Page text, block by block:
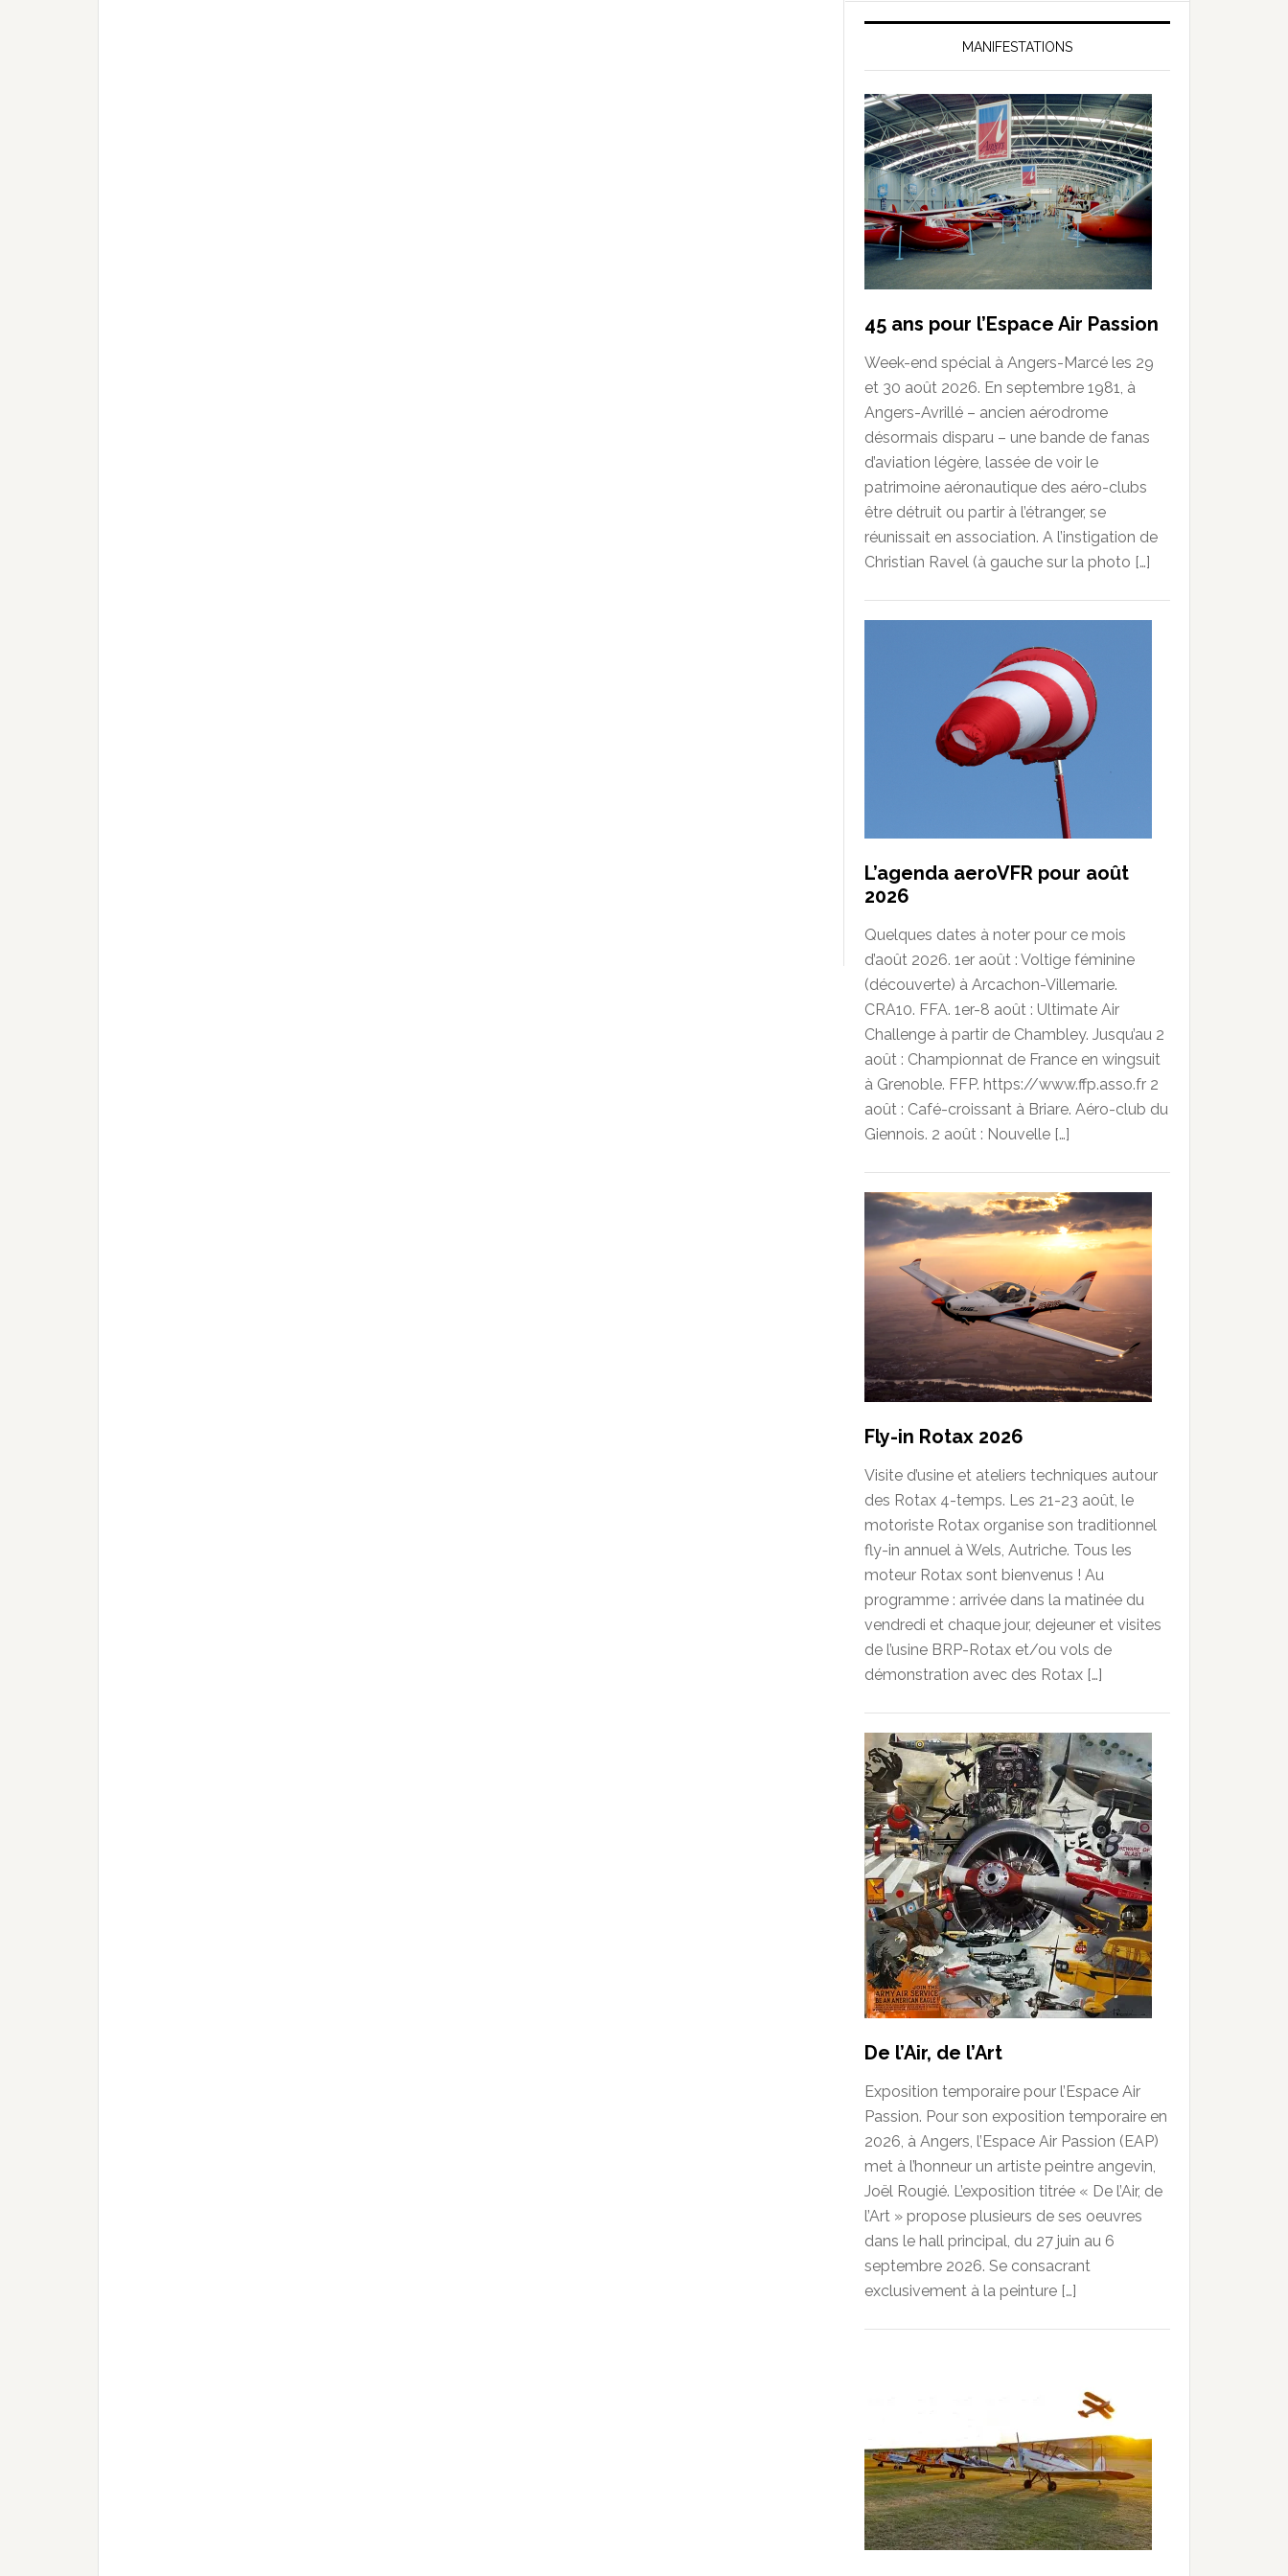
MANIFESTATIONS
45 ans pour l’Espace Air Passion
Week-end spécial à Angers-Marcé les 29
et 30 août 2026. En septembre 1981, à
Angers-Avrillé – ancien aérodrome
désormais disparu – une bande de fanas
d’aviation légère, lassée de voir le
patrimoine aéronautique des aéro-clubs
être détruit ou partir à l’étranger, se
réunissait en association. A l’instigation de
Christian Ravel (à gauche sur la photo […]
L’agenda aeroVFR pour août
2026
Quelques dates à noter pour ce mois
d’août 2026. 1er août : Voltige féminine
(découverte) à Arcachon-Villemarie.
CRA10. FFA. 1er-8 août : Ultimate Air
Challenge à partir de Chambley. Jusqu’au 2
août : Championnat de France en wingsuit
à Grenoble. FFP. https://www.ffp.asso.fr 2
août : Café-croissant à Briare. Aéro-club du
Giennois. 2 août : Nouvelle […]
Fly-in Rotax 2026
Visite d’usine et ateliers techniques autour
des Rotax 4-temps. Les 21-23 août, le
motoriste Rotax organise son traditionnel
fly-in annuel à Wels, Autriche. Tous les
moteur Rotax sont bienvenus ! Au
programme : arrivée dans la matinée du
vendredi et chaque jour, dejeuner et visites
de l’usine BRP-Rotax et/ou vols de
démonstration avec des Rotax […]
De l’Air, de l’Art
Exposition temporaire pour l’Espace Air
Passion. Pour son exposition temporaire en
2026, à Angers, l’Espace Air Passion (EAP)
met à l’honneur un artiste peintre angevin,
Joël Rougié. L’exposition titrée « De l’Air, de
l’Art » propose plusieurs de ses oeuvres
dans le hall principal, du 27 juin au 6
septembre 2026. Se consacrant
exclusivement à la peinture […]